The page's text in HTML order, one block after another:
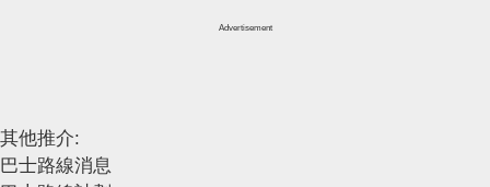
Advertisement
其他推介:
巴士路線消息